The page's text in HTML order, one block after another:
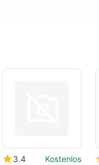
3.4 Kostenlos